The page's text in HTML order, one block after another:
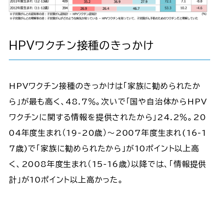
HPVワクチン接種のきっかけ
HPVワクチン接種のきっかけは「家族に勧められたか
ら」が最も高く、48.7％。次いで「国や自治体からHPV
ワクチンに関する情報を提供されたから」24.2％。20
04年度生まれ（19-20歳）～2007年度生まれ(16-1
7歳)で「家族に勧められたから」が10ポイント以上高
く、2008年度生まれ（15-16歳）以降では、「情報提供
計」が10ポイント以上高かった。